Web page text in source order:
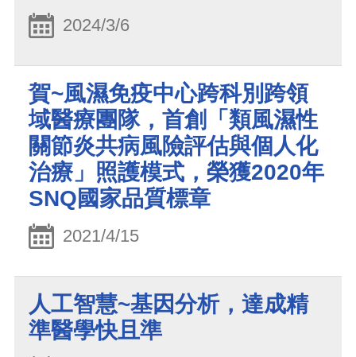
2024/3/6
賀~風濕免疫中心跨科別跨領
域醫療團隊，首創「類風濕性
關節炎共病風險評估與個人化
治療」照護模式，榮獲2020年
SNQ國家品質標章
2021/4/15
人工智慧~基因分析，達成精
準醫學快且準